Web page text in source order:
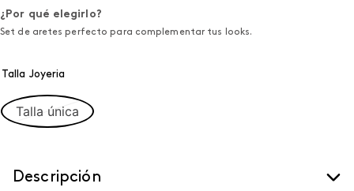
¿Por qué elegirlo?
Set de aretes perfecto para complementar tus looks.
Talla Joyeria
Talla única
Descripción